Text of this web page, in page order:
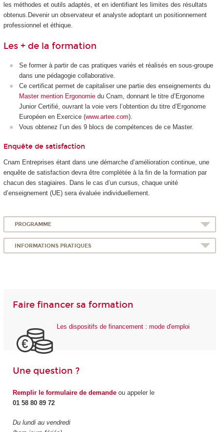
les méthodes et outils adaptés, et en identifiant les limites des résultats
obtenus.Devenir un observateur et analyste adoptant un positionnement
professionnel et éthique.
Les + de la formation
Se former à partir de cas pratiques variés et réalisés en sous-groupe
dans une pédagogie collaborative.
Ce certificat permet de capitaliser une partie des enseignements du
Master mention Ergonomie du Cnam, donnant le titre d’Ergonome
Junior Certifié, ouvrant la voie vers l’obtention du titre d’Ergonome
Européen en Exercice (www.artee.com).
Vous obtenez l’un des 9 blocs de compétences de ce Master.
Enquête de satisfaction
Cnam Entreprises étant dans une démarche d’amélioration continue, une
enquête de satisfaction devra être complétée à la fin de la formation par
chacun des stagiaires. Dans le cas d’un cursus, chaque unité
d’enseignement (UE) sera évaluée individuellement.
PROGRAMME
INFORMATIONS PRATIQUES
Faire financer sa formation
Les dispositifs de financement : mode d'emploi
Une question ?
Remplir le formulaire de demandeou appeler le
01 58 80 89 72
Du lundi au vendredi